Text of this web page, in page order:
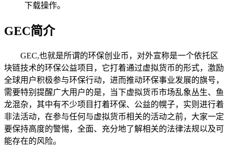
下载操作。
GEC简介
GEC,也就是所谓的环保创业币，对外宣称是一个依托区
块链技术的环保公益项目，它打着通过虚拟货币的形式，激励
全球用户积极参与环保行动，进而推动环保事业发展的旗号，
需要特别提醒广大用户的是，当下虚拟货币市场乱象丛生、鱼
龙混杂，其中有不少项目打着环保、公益的幌子，实则进行着
非法活动，在参与任何与虚拟货币相关的活动之前，大家一定
要保持高度的警惕，全面、充分地了解相关的法律法规以及可
能存在的风险。